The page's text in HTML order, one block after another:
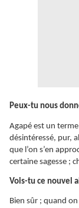
Peux-tu nous
Agapé est un
désintéressé, pur,
que l’on s’en
certaine sagesse ;
Vois-tu ce nouvel
Bien sûr ; quand